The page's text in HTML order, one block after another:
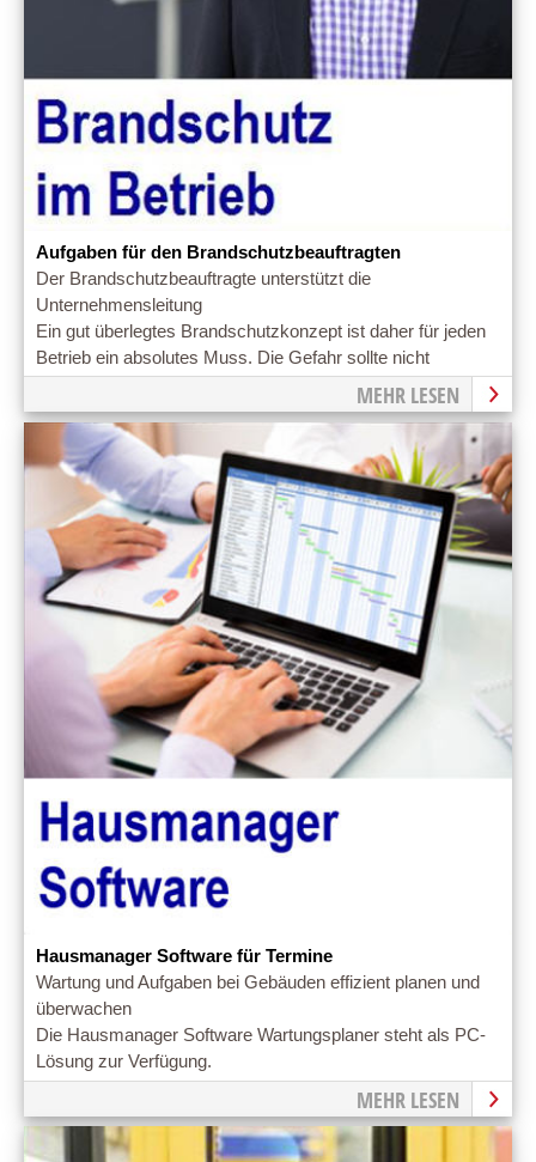
Aufgaben für den Brandschutzbeauftragten
Der Brandschutzbeauftragte unterstützt die
Unternehmensleitung
Ein gut überlegtes Brandschutzkonzept ist daher für jeden
Betrieb ein absolutes Muss. Die Gefahr sollte nicht
MEHR LESEN
Hausmanager Software für Termine
Wartung und Aufgaben bei Gebäuden effizient planen und
überwachen
Die Hausmanager Software Wartungsplaner steht als PC-
Lösung zur Verfügung.
MEHR LESEN